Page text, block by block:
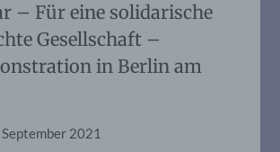
– Für eine solidarische
Gesellschaft –
in Berlin am
September 2021